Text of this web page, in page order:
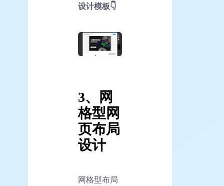
设计模板👇
3、网
格型网
页布局
设计
网格型布局